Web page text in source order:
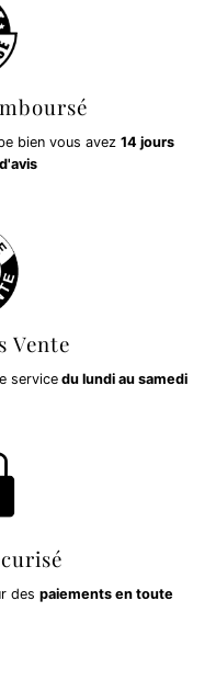
bien vous avez 14 jours
Vente
servicedu lundi au samedi
des paiements en toute